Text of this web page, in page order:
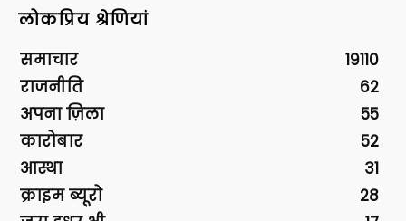
लोकप्रिय श्रेणियां
समाचार
19110
राजनीति
62
अपना ज़िला
55
कारोबार
52
आस्था
31
क्राइम ब्यूरो
28